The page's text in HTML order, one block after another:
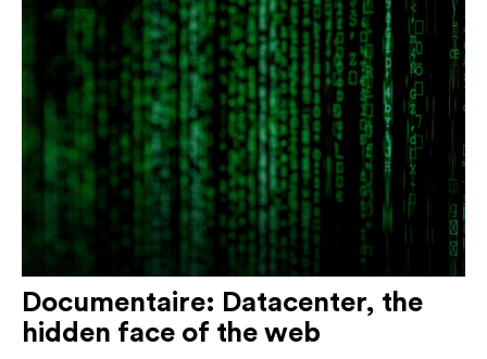
Documentaire: Datacenter, the
hidden face of the web